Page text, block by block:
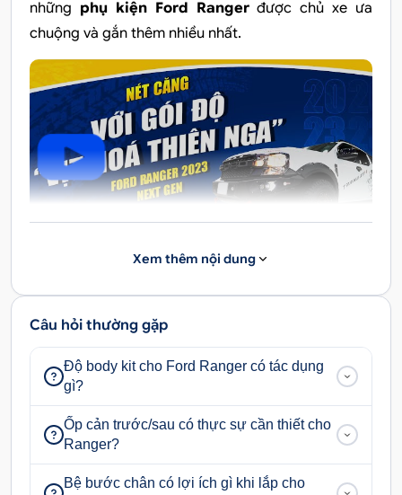
những phụ kiện Ford Rangerđược chủ xe ưa
chuộng và gắn thêm nhiều nhất.
Phụ Kiện Ford Ranger 2023 Next Gen
Xem thêm nội dung
Câu hỏi thường gặp
Độ body kit cho Ford Ranger có tác dụng
gì?
Ốp cản trước/sau có thực sự cần thiết cho
Ranger?
Bệ bước chân có lợi ích gì khi lắp cho